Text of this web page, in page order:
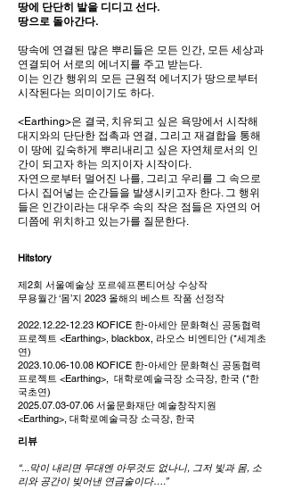
땅에 단단히 발을 디디고 선다.
땅으로 돌아간다.
땅속에 연결된 많은 뿌리들은 모든 인간, 모든 세상과
연결되어 서로의 에너지를 주고 받는다.
이는 인간 행위의 모든 근원적 에너지가 땅으로부터
시작된다는 의미이기도 하다.
<Earthing>은 결국, 치유되고 싶은 욕망에서 시작해
대지와의 단단한 접촉과 연결, 그리고 재결합을 통해
이 땅에 깊숙하게 뿌리내리고 싶은 자연체로서의 인
간이 되고자 하는 의지이자 시작이다.
자연으로부터 멀어진 나를, 그리고 우리를 그 속으로
다시 집어넣는 순간들을 발생시키고자 한다. 그 행위
들은 인간이라는 대우주 속의 작은 점들은 자연의 어
디쯤에 위치하고 있는가를 질문한다.
Hitstory
제2회 서울예술상 포르쉐프론티어상 수상작
무용월간 ‘몸’지 2023 올해의 베스트 작품 선정작
2022.12.22-12.23 KOFICE 한-아세안 문화혁신 공동협력
프로젝트 <Earthing>, blackbox, 라오스 비엔티안 (*세계초
연)
2023.10.06-10.08 KOFICE 한-아세안 문화혁신 공동협력
프로젝트 <Earthing>, 대학로예술극장 소극장, 한국 (*한
국초연)
2025.07.03-07.06 서울문화재단 예술창작지원
<Earthing>, 대학로예술극장 소극장, 한국
리뷰
“...막이 내리면 무대엔 아무것도 없나니, 그저 빛과 몸, 소
리와 공간이 빚어낸 연금술이다….”